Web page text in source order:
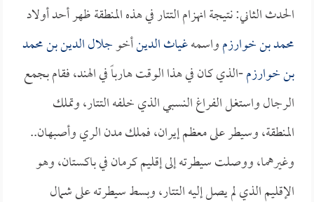
الحدث الثاني: نتيجة انهزام التتار في هذه المنطقة ظهر أحد أولاد
محمد بن خوارزمواسمهغياث الدينأخوجلال الدين بن محمد
بن خوارزم-الذي كان في هذا الوقت هارباً في الهند، فقام بجمع
الرجال واستغل الفراغ النسبي الذي خلفه التتار، وتملك
المنطقة، وسيطر على معظم إيران، فملك مدن الري وأصبهان..
وغيرهما، ووصلت سيطرته إلى إقليم كرمان في باكستان، وهو
الإقليم الذي لم يصل إليه التتار، وبسط سيطرته على شمال